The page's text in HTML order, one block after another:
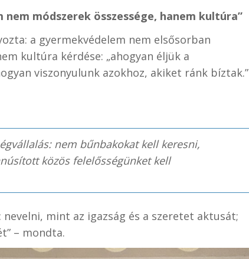
módszerek összessége, hanem kultúra”
a gyermekvédelem nem elsősorban
kultúra kérdése: „ahogyan éljük a
viszonyulunk azokhoz, akiket ránk bíztak.”
nem bűnbakokat kell keresni,
közös felelősségünket kell
mint az igazság és a szeretet aktusát;
– mondta.